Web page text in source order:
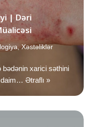
| Dəri
,Xəstəliklər
bədənin xarici səthini
daim… Ətraflı »